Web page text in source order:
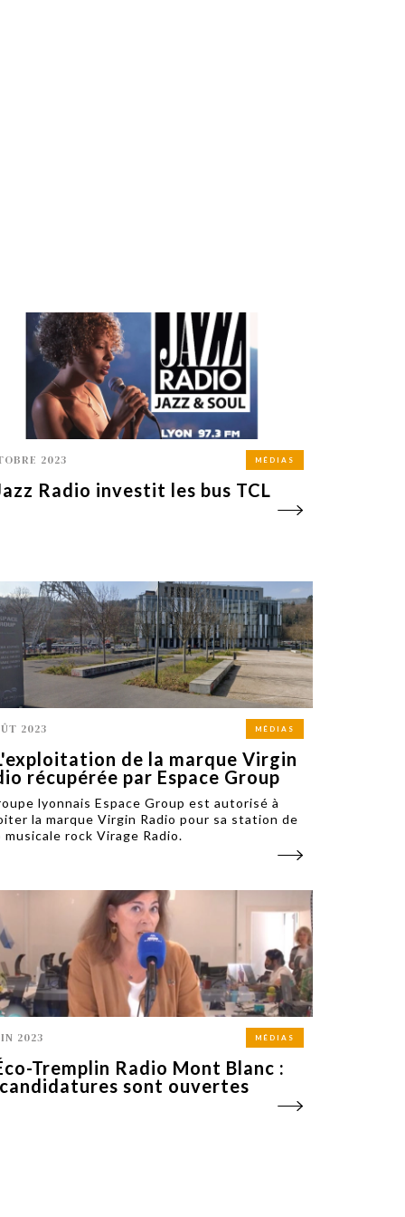
2023 MÉDIAS
Radio investit les bus TCL
2023 MÉDIAS
de la marque Virgin
récupérée par Espace Group
lyonnais Espace Group est autorisé à
la marque Virgin Radio pour sa station de
musicale rock Virage Radio.
2023 MÉDIAS
Tremplin Radio Mont Blanc :
sont ouvertes